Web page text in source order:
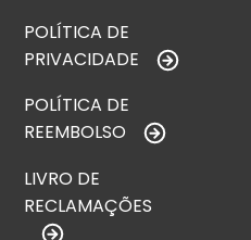
POLÍTICA DE
PRIVACIDADE
POLÍTICA DE
REEMBOLSO
LIVRO DE
RECLAMAÇÕES